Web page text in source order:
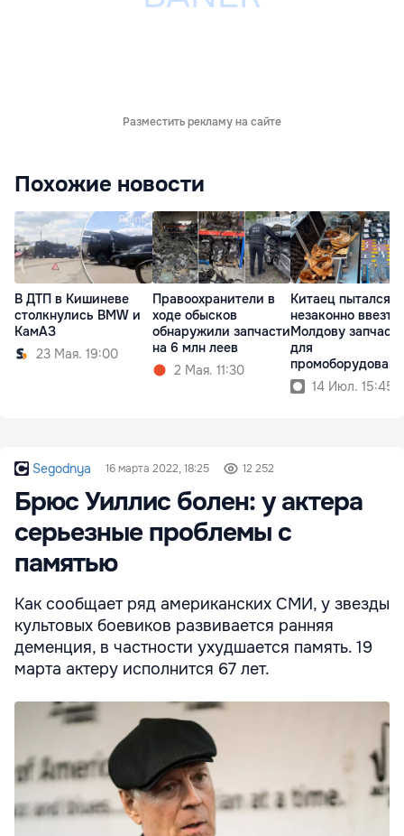
Разместить рекламу на сайте
Похожие новости
В ДТП в Кишиневе
столкнулись BMW и
КамАЗ
23 Мая. 19:00
Правоохранители в
ходе обысков
обнаружили запчасти
на 6 млн леев
2 Мая. 11:30
Китаец пытался
незаконно ввезти
Молдову
для
14 Июл. 15:45
Segodnya 16 марта 2022, 18:25 12 252
Брюс Уиллис болен: у актера
серьезные проблемы с
памятью
Как сообщает ряд американских СМИ, у звезды
культовых боевиков развивается ранняя
деменция, в частности ухудшается память. 19
марта актеру исполнится 67 лет.